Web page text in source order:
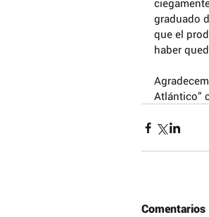
graduado
que el
haber
Atlántico”
Comentarios